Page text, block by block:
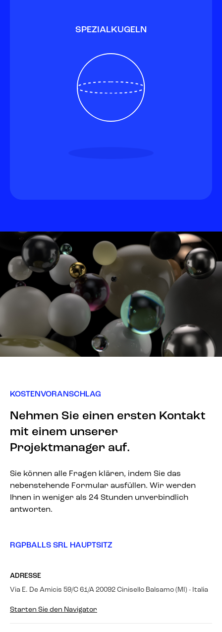
SPEZIALKUGELN
KOSTENVORANSCHLAG
Nehmen Sie einen ersten Kontakt
mit einem unserer
Projektmanager auf.
Sie können alle Fragen klären, indem Sie das
nebenstehende Formular ausfüllen. Wir werden
Ihnen in weniger als 24 Stunden unverbindlich
antworten.
RGPBALLS SRL HAUPTSITZ
ADRESSE
Via E. De Amicis 59/C 61/A 20092 Cinisello Balsamo (MI) - Italia
Starten Sie den Navigator